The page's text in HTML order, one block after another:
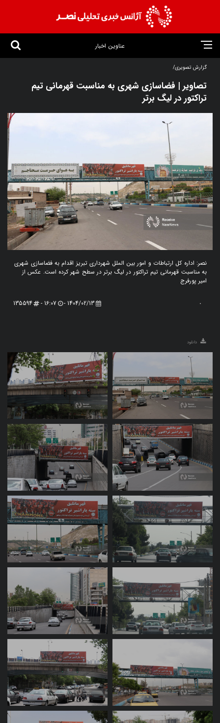
عناوین اخبار
گزارش تصویری/
تصاویر | فضاسازی شهری به مناسبت قهرمانی تیم
تراکتور در لیگ برتر
نصر: اداره کل ارتباطات و امور بین الملل شهرداری تبریز اقدام به فضاسازی شهری
به مناسبت قهرمانی تیم تراکتور در لیگ برتر در سطح شهر کرده است. عکس از
امیر پورفرج
1404/02/13 -
16:07 -
135594
دانلود